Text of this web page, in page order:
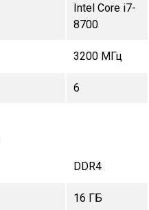
Intel Core i7-
8700
3200 МГц
6
DDR4
16 ГБ